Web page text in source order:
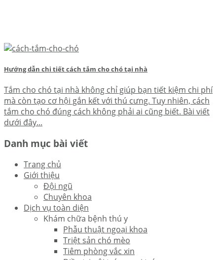
Hướng dẫn chi tiết cách tắm cho chó tại nhà
Tắm cho chó tại nhà không chỉ giúp bạn tiết kiệm chi phí
mà còn tạo cơ hội gắn kết với thú cưng. Tuy nhiên, cách
tắm cho chó đúng cách không phải ai cũng biết. Bài viết
dưới đây...
Danh mục bài viết
Trang chủ
Giới thiệu
Đội ngũ
Chuyên khoa
Dịch vụ toàn diện
Khám chữa bệnh thú y
Phẫu thuật ngoại khoa
Triệt sản chó mèo
Tiêm phòng vắc xin